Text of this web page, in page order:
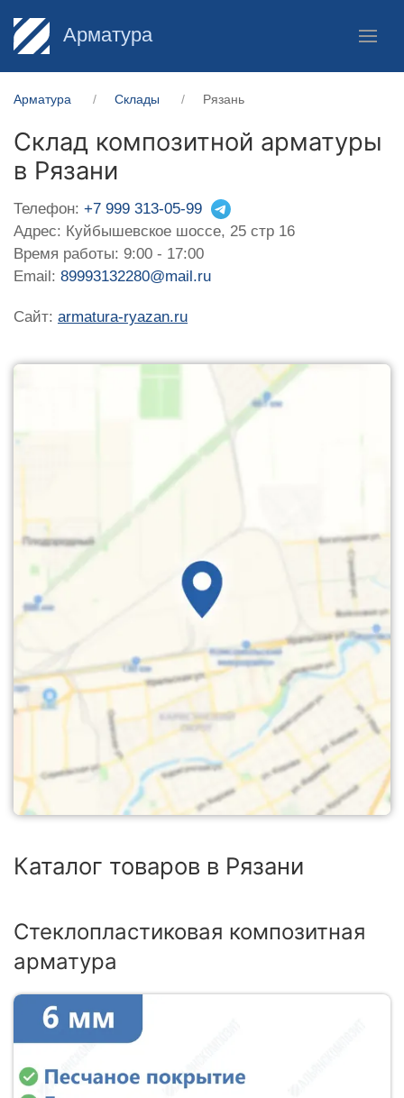
Арматура
Арматура Склады Рязань
Склад композитной арматуры
в Рязани
Телефон: +7 999 313-05-99
Адрес: Куйбышевское шоссе, 25 стр 16
Время работы: 9:00 - 17:00
Email: 89993132280@mail.ru
Сайт: armatura-ryazan.ru
Каталог товаров в Рязани
Стеклопластиковая композитная
арматура